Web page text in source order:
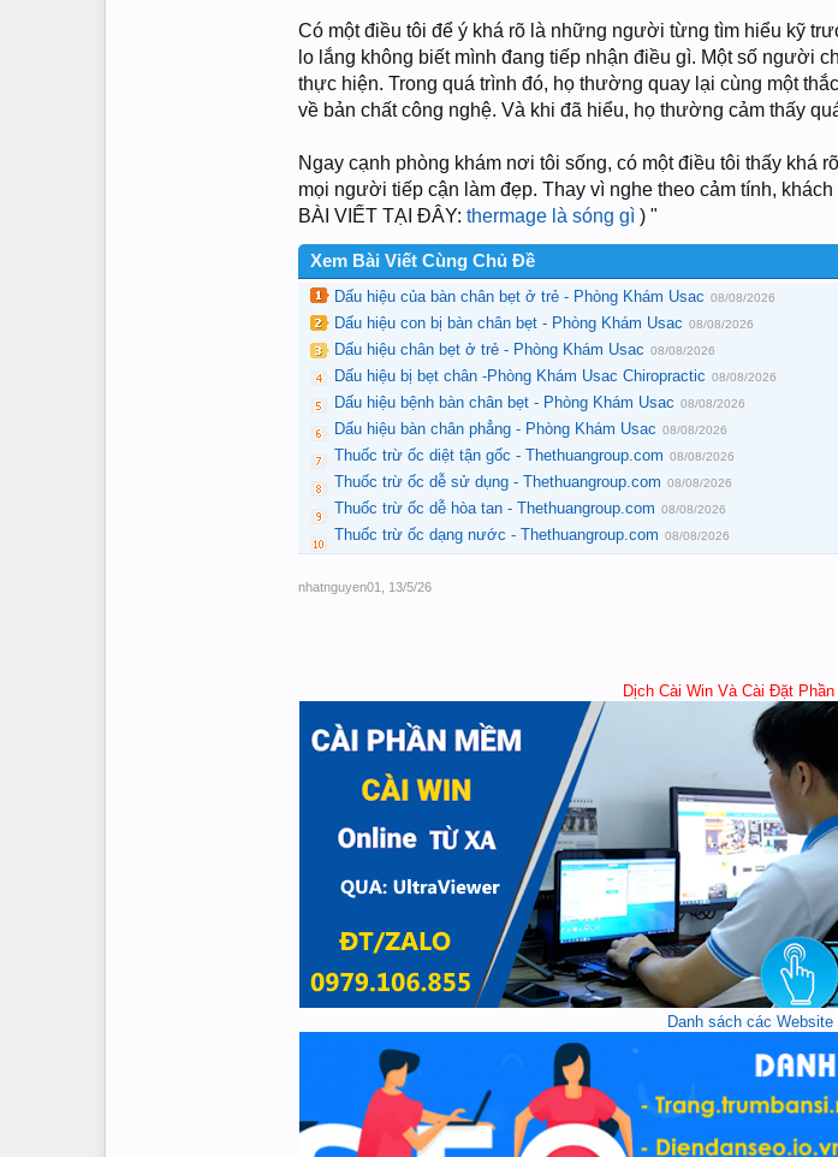
Có một điều tôi để ý khá rõ là những người từng tìm hiểu kỹ
lo lắng không biết mình đang tiếp nhận điều gì. Một số người
thực hiện. Trong quá trình đó, họ thường quay lại cùng một
về bản chất công nghệ. Và khi đã hiểu, họ thường cảm thấy
Ngay cạnh phòng khám nơi tôi sống, có một điều tôi thấy khá
mọi người tiếp cận làm đẹp. Thay vì nghe theo cảm tính,
BÀI VIẾT TẠI ĐÂY: thermage là sóng gì ) "
Xem Bài Viết Cùng Chủ Đề
Dấu hiệu của bàn chân bẹt ở trẻ - Phòng Khám Usac 08/08/2026
Dấu hiệu con bị bàn chân bẹt - Phòng Khám Usac 08/08/2026
Dấu hiệu chân bẹt ở trẻ - Phòng Khám Usac 08/08/2026
Dấu hiệu bị bẹt chân -Phòng Khám Usac Chiropractic 08/08/2026
Dấu hiệu bệnh bàn chân bẹt - Phòng Khám Usac 08/08/2026
Dấu hiệu bàn chân phẳng - Phòng Khám Usac 08/08/2026
Thuốc trừ ốc diệt tận gốc - Thethuangroup.com 08/08/2026
Thuốc trừ ốc dễ sử dụng - Thethuangroup.com 08/08/2026
Thuốc trừ ốc dễ hòa tan - Thethuangroup.com 08/08/2026
Thuốc trừ ốc dạng nước - Thethuangroup.com 08/08/2026
nhatnguyen01 13/5/26
Dịch Cài Win Và Cài Đặt
Danh sách các